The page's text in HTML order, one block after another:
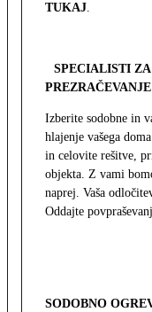
TUKAJ.
SPECIALISTI
PREZRAČEVANJE
Izberite sodobne in
hlajenje vašega
in celovite rešitve,
objekta. Z vami
naprej. Vaša
Oddajte
SODOBNO